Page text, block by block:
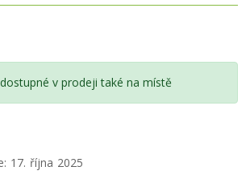
v prodeji také na místě
17. října 2025